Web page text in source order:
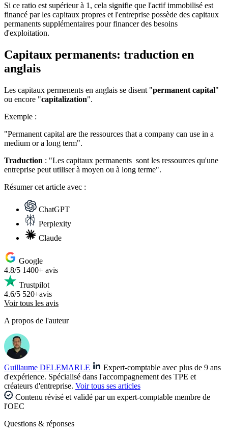
Si ce ratio est supérieur à 1, cela signifie que l'actif immobilisé est
financé par les capitaux propres et l'entreprise possède des capitaux
permanents supplémentaires pour financer des besoins
d'exploitation.
Capitaux permanents: traduction en
anglais
Les capitaux permenents en anglais se disent "permanent capital"
ou encore "capitalization".
Exemple :
"Permanent capital are the ressources that a company can use in a
medium or a long term".
Traduction : "Les capitaux permanents sont les ressources qu'une
entreprise peut utiliser à moyen ou à long terme".
Résumercet article avec :
ChatGPT
Perplexity
Claude
Google
4.8/5 1400+ avis
Trustpilot
4.6/5 520+avis
Voir tous les avis
A propos de l'auteur
Guillaume DELEMARLE
Expert-comptable avec plus de 9 ans
d'expérience. Spécialisé dans l'accompagnement des TPE et
créateurs d'entreprise. Voir tous ses articles
Contenu révisé et validé par un expert-comptable membre de
l'OEC
Questions & réponses